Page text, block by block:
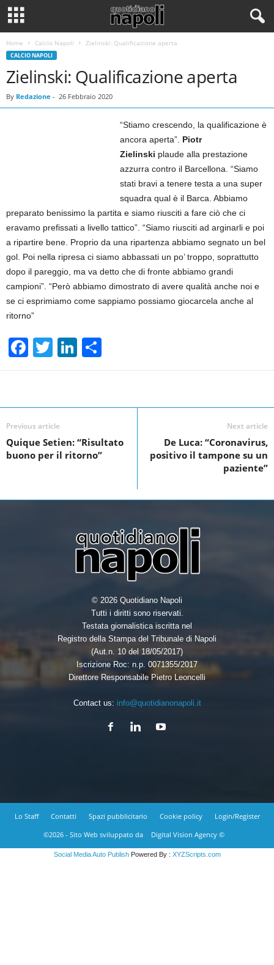
Home Calcio Napoli Zielinski: Qualificazione aperta
CALCIO NAPOLI
Zielinski: Qualificazione aperta
By Redazione - 26 Febbraio 2020
“Stiamo crescendo, la qualificazione è
ancora aperta”. Piotr
Zielinski plaude alla prestazione
azzurra contro il Barcellona. “Siamo
stati bravi a tenere testa a una super
squadra qual è il Barca. Abbiamo
preparato benissimo la partita e siamo riusciti a fare ciò che ci
eravamo prefissati a livello tattico”. “Siamo riusciti ad arginarli e poi
a ripartire bene. Proprio da una ripartenza abbiamo segnato un bel
gol. Poi nella ripresa ci siamo abbassati un po’ troppo, soprattutto
dopo il pareggio, ma va detto che di fronte abbiamo grandi
campioni”. “Però abbiamo dimostrato di avere qualità anche noi e
se ci esprimiamo come sappiamo possiamo giocarcela anche al
ritorno”
F
a
e
b
o
o
T
wi
er
Li
n
e
n
h
e
Previous article
Quique Setien: “Risultato
buono per il ritorno”
Next article
De Luca: “Coronavirus,
positivo il tampone su un
paziente”
© 2026 Quotidiano Napoli
Tutti i diritti sono riservati.
Testata giornalistica iscritta nel
Registro della Stampa del Tribunale di Napoli
(Aut.n. 10 del 18/05/2017)
Iscrizione Roc: n.p. 0071355/2017
Direttore Responsabile Pietro Leoncelli
Contact us: info@quotidianonapoli.it
Lo Staff Contatti Spazi pubblicitario Cookie policy
Login/Register
©2026 - Sito Web sviluppato da
Digital Vision Agency ©
Social Media Auto PublishPowered By : XYZScripts.com